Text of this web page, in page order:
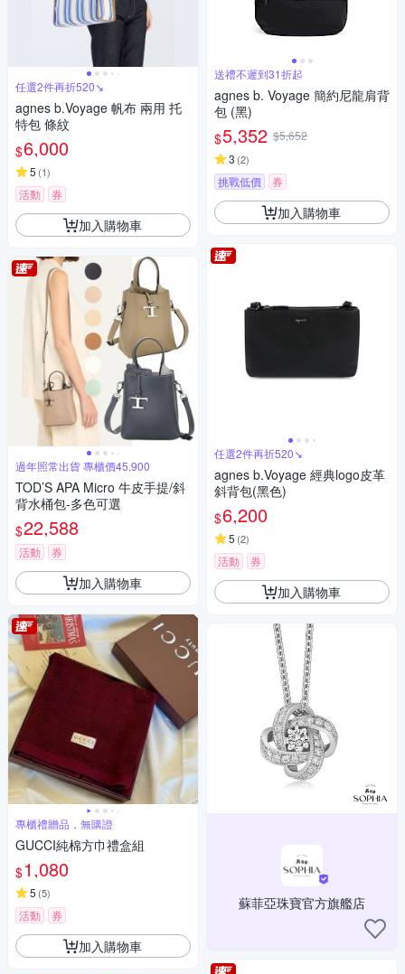
任選2件再折520↘
agnes b.Voyage 帆布 兩用 托
特包 條紋
$6,000
5 (1)
活動 券
加入購物車
過年照常出貨 專櫃價45,900
TOD’S APA Micro 牛皮手提/斜
背水桶包-多色可選
$22,588
活動 券
加入購物車
專櫃禮贈品，無購證
GUCCI純棉方巾禮盒組
$1,080
5 (5)
活動 券
加入購物車
送禮不遲到31折起
agnes b. Voyage 簡約尼龍肩背
包 (黑)
$5,352 $5,652
3 (2)
挑戰低價 券
加入購物車
任選2件再折520↘
agnes b.Voyage 經典logo皮革
斜背包(黑色)
$6,200
5 (2)
活動 券
加入購物車
蘇菲亞珠寶官方旗艦店